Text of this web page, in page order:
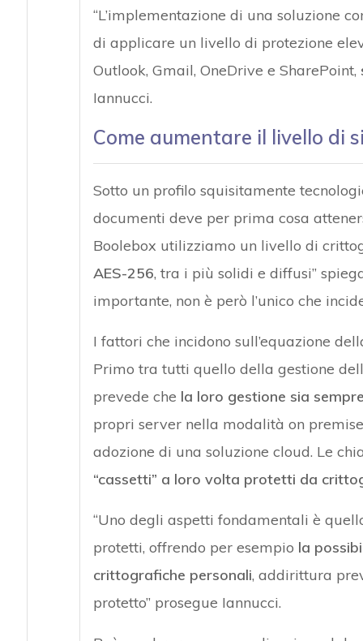
“L’implementazione di una soluzione
di applicare un livello di protezione
Outlook, Gmail, OneDrive e SharePoint,
Iannucci.
Come aumentare il livello di
Sotto un profilo squisitamente
documenti deve per prima cosa
Boolebox utilizziamo un livello di
AES-256, tra i più solidi e diffusi”
importante, non è però l’unico che
I fattori che incidono sull’equazione
Primo tra tutti quello della gestione
prevede che la loro gestione sia
propri server nella modalità on
adozione di una soluzione cloud. Le
“cassetti” a loro volta protetti da
“Uno degli aspetti fondamentali è
protetti, offrendo per esempio la
crittografiche personali, addirittura
protetto” prosegue Iannucci.